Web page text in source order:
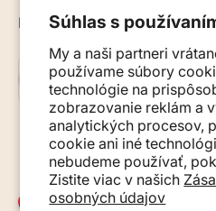
Súhlas s
My a naši partneri
používame súbory
technológie na
zobrazovanie reklám a
analytických procesov,
cookie ani iné
nebudeme používať,
Zistite viac v našich
osobných údajov
Novinky, rady a tipy do
E-mail
Prihlásiť sa na odber
Slovensko (EUR €)